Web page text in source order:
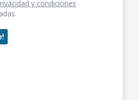
y condiciones